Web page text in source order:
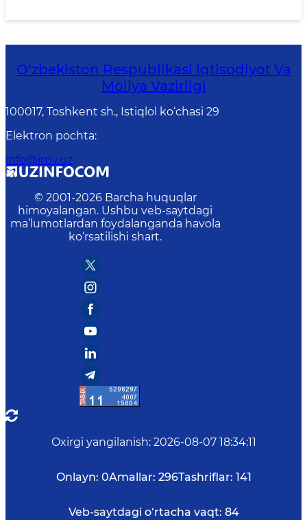
O‘zbekiston Respublikasi Iqtisodiyot Va
Moliya Vazirligi
100017, Toshkent sh., Istiqlol ko‘chasi 29
Elektron pochta:
info@imv.uz
© 2001-2026 Barcha huquqlar
himoyalangan. Ushbu veb-saytdagi
ma’lumotlardan foydalanganda havola
ko‘rsatilishi shart.
Oxirgi yangilanish: 2026-08-07 18:34:11
Onlayn: 0Amallar: 296Tashriflar: 141
Veb-saytdagi o‘rtacha vaqt: 84